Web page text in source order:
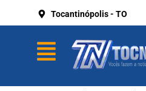
Tocantinópolis - TO